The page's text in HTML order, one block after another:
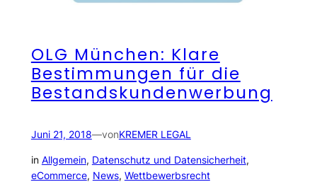
OLG München: Klare
Bestimmungen für die
Bestandskundenwerbung
Juni 21, 2018—vonKREMER LEGAL
in Allgemein, Datenschutz und Datensicherheit
eCommerce, News, Wettbewerbsrecht